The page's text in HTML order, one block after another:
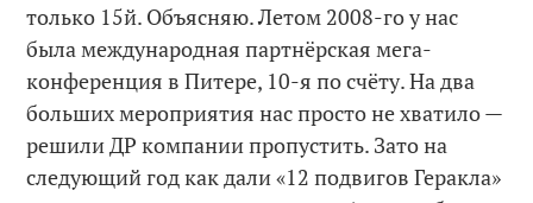
только 15й. Объясняю. Летом 2008-го у нас
была международная партнёрская мега-
конференция в Питере, 10-я по счёту. На два
больших мероприятия нас просто не хватило —
решили ДР компании пропустить. Зато на
следующий год как дали «12 подвигов Геракла»